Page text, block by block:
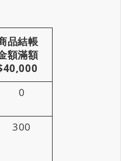
品結帳
額滿額
0
300